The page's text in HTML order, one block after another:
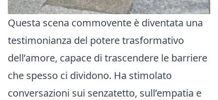
Questa scena commovente è diventata una
testimonianza del potere trasformativo
dell’amore, capace di trascendere le barriere
che spesso ci dividono. Ha stimolato
conversazioni sui senzatetto, sull’empatia e